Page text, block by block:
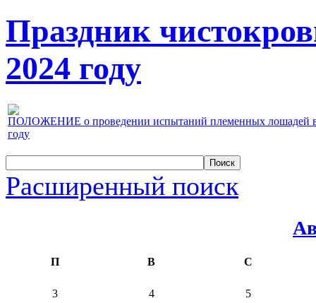
Праздник
2024 году
ПОЛОЖЕНИЕ о проведении испытаний племенных лошадей
году
Расширенный поиск
П В С
3 4
5